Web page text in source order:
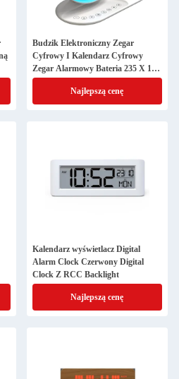
Budzik Elektroniczny Zegar
Cyfrowy I Kalendarz Cyfrowy
Zegar Alarmowy Bateria 235 X 175
X 52.2mm
Najlepszą cenę
Kalendarz wyświetlacz Digital
Alarm Clock Czerwony Digital
Clock Z RCC Backlight
Najlepszą cenę